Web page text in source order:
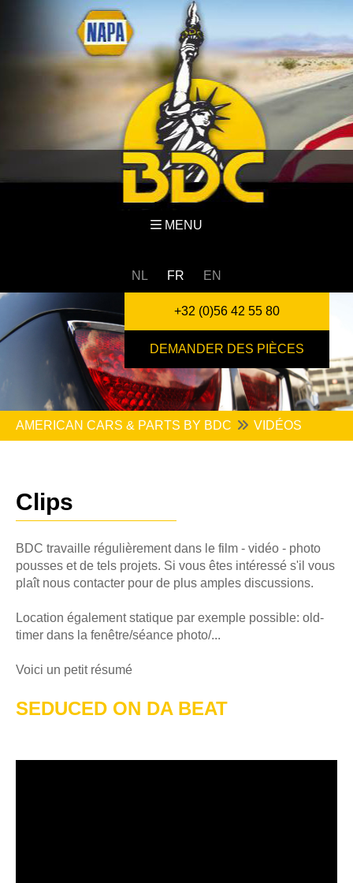
MENU
NL FR EN
+32 (0)56 42 55 80
DEMANDER DES PIÈCES
AMERICAN CARS & PARTS BY BDC VIDÉOS
Clips
BDC travaille régulièrement dans le film - vidéo - photo
pousses et de tels projets. Si vous êtes intéressé s'il vous
plaît nous contacter pour de plus amples discussions.
Location également statique par exemple possible: old-
timer dans la fenêtre/séance photo/...
Voici un petit résumé
SEDUCED ON DA BEAT